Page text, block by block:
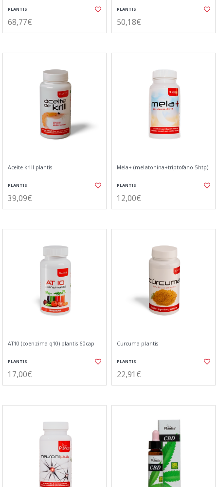
PLANTIS
68,77€
PLANTIS
50,18€
Aceite krill plantis
PLANTIS
39,09€
Mela+ (melatonina+triptofano 5htp)
PLANTIS
12,00€
AT10 (coenzima q10) plantis 60cap
PLANTIS
17,00€
Curcuma plantis
PLANTIS
22,91€